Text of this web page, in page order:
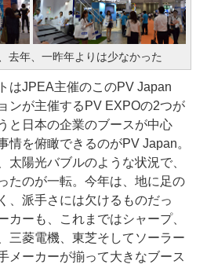
去年、一昨年よりは少なかった
はJPEA主催のこのPV Japan
ンが主催するPV EXPOの2つが
と日本の企業のブースが中心
情を俯瞰できるのがPV Japan。
太陽光バブルのような状況で、
たのが一転。今年は、地に足の
、派手さには欠けるものだっ
カーも、これまではシャープ、
三菱電機、東芝そしてソーラー
メーカーが揃って大きなブース